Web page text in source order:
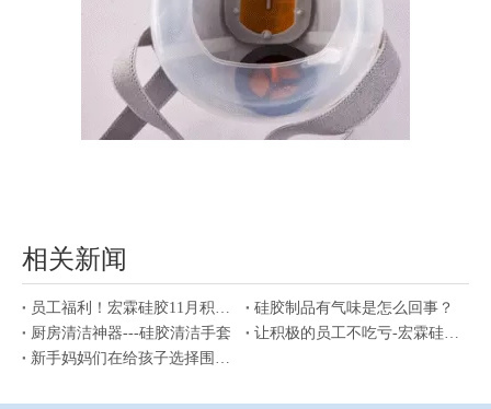
相关新闻
硅胶制品有气味是怎么回事？
厨房清洁神器---硅胶清洁手套